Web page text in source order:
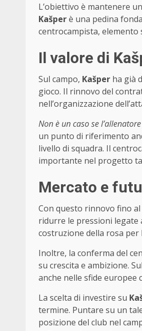
L’obiettivo è mantenere
Kašperè una pedina
centrocampista,
Il valore di
Sul campo, Kašper ha già
gioco. Il rinnovo del
nell’organizzazione
Non è un caso se
un punto di riferimento
livello di squadra. Il
importante nel progetto
Mercato e
Con questo rinnovo fino al
ridurre le pressioni legate
costruzione della rosa
Inoltre, la conferma del
su crescita e ambizione.
anche nelle sfide europee
La scelta di investire su
termine. Puntare su un
posizione del club nel